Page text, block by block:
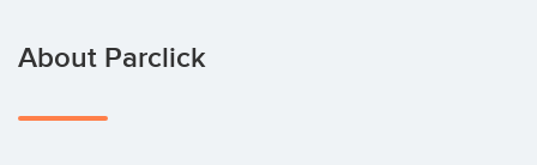
About Parclick